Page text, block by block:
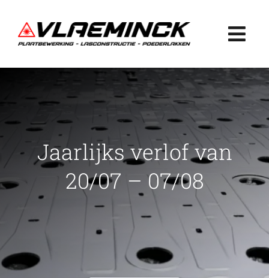
naar
inhoud
Plaatbewerking
Lasconstructie
Poederlakken
Projecten
Jaarlijks verlof van
20/07 – 07/08